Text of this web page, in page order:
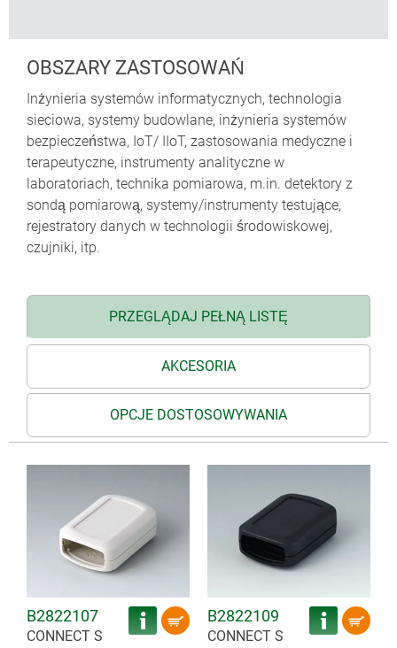
OBSZARY ZASTOSOWAŃ
Inżynieria systemów informatycznych, technologia
sieciowa, systemy budowlane, inżynieria systemów
bezpieczeństwa, IoT/ IIoT, zastosowania medyczne i
terapeutyczne, instrumenty analityczne w
laboratoriach, technika pomiarowa, m.in. detektory z
sondą pomiarową, systemy/instrumenty testujące,
rejestratory danych w technologii środowiskowej,
czujniki, itp.
PRZEGLĄDAJ PEŁNĄ LISTĘ
AKCESORIA
OPCJE DOSTOSOWYWANIA
B2822107
CONNECT S
B2822109
CONNECT S